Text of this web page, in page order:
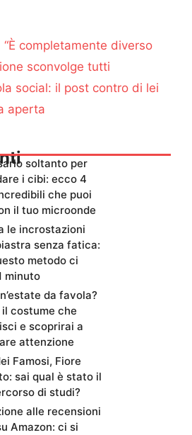
“È completamente diverso
sconvolge tutti
social: il post contro di lei
aperta
soltanto per
i cibi: ecco 4
che puoi
il tuo microonde
le incrostazioni
senza fatica:
metodo ci
minuto
da favola?
costume che
e scoprirai a
attenzione
Famosi, Fiore
sai qual è stato il
di studi?
alle recensioni
Amazon: ci si